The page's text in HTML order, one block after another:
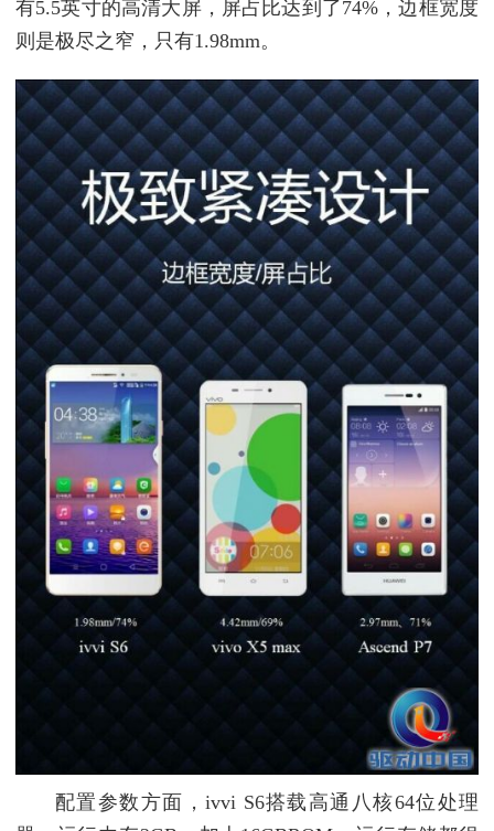
有5.5英寸的高清大屏，屏占比达到了74%，边框宽度
则是极尽之窄，只有1.98mm。
配置参数方面，ivvi S6搭载高通八核64位处理